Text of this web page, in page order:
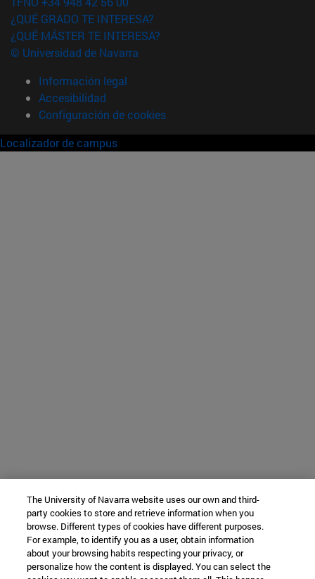
¿QUÉ GRADO TE INTERESA?
¿QUÉ MÁSTER TE INTERESA?
© Universidad de Navarra
Información legal
Accesibilidad
Configuración de cookies
Localizador de campus
The University of Navarra website uses our own and third-
party cookies to store and retrieve information when you
browse. Different types of cookies have different purposes.
For example, to identify you as a user, obtain information
about your browsing habits respecting your privacy, or
personalize how the content is displayed. You can select the